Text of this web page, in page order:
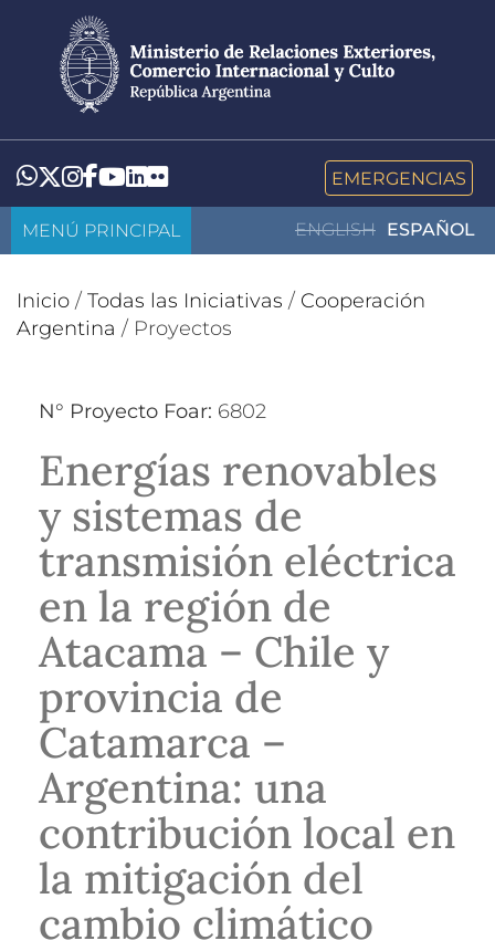
contenido
principal
Whatsapp
Twitter
Instagram
Facebook
YouTube
LinkedIn
Flickr EMERGENCIAS
ENGLISH ESPAÑOL
MENÚ PRINCIPAL
Inicio / Todas las Iniciativas / Cooperación
Argentina / Proyectos
N° Proyecto Foar: 6802
Energías renovables
y sistemas de
transmisión eléctrica
en la región de
Atacama – Chile y
provincia de
Catamarca –
Argentina: una
contribución local en
la mitigación del
cambio climático